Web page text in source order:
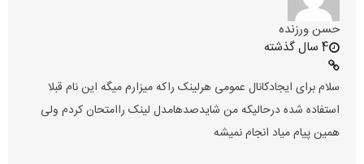
حسن ورزنده
4 سال گذشته
سلام برای ایجادکانال عمومی هرلینک راکه میزارم میگه این نام قبلا
استفاده شده درحالیکه من شایدصدهامدل لینک راامتحان کردم ولی
همین پیام میاد انجام نمیشه